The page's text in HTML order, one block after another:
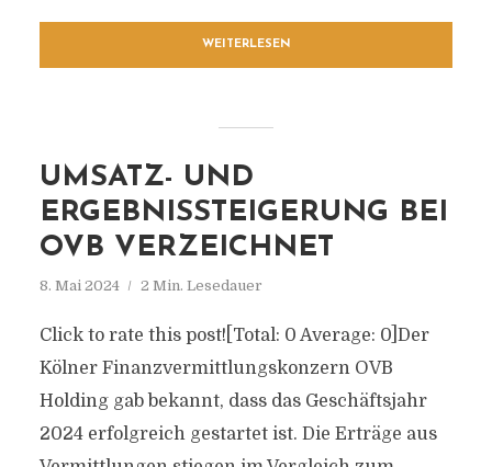
WEITERLESEN
UMSATZ- UND
ERGEBNISSTEIGERUNG BEI
OVB VERZEICHNET
8. Mai 2024 2 Min. Lesedauer
Click to rate this post![Total: 0 Average: 0]Der
Kölner Finanzvermittlungskonzern OVB
Holding gab bekannt, dass das Geschäftsjahr
2024 erfolgreich gestartet ist. Die Erträge aus